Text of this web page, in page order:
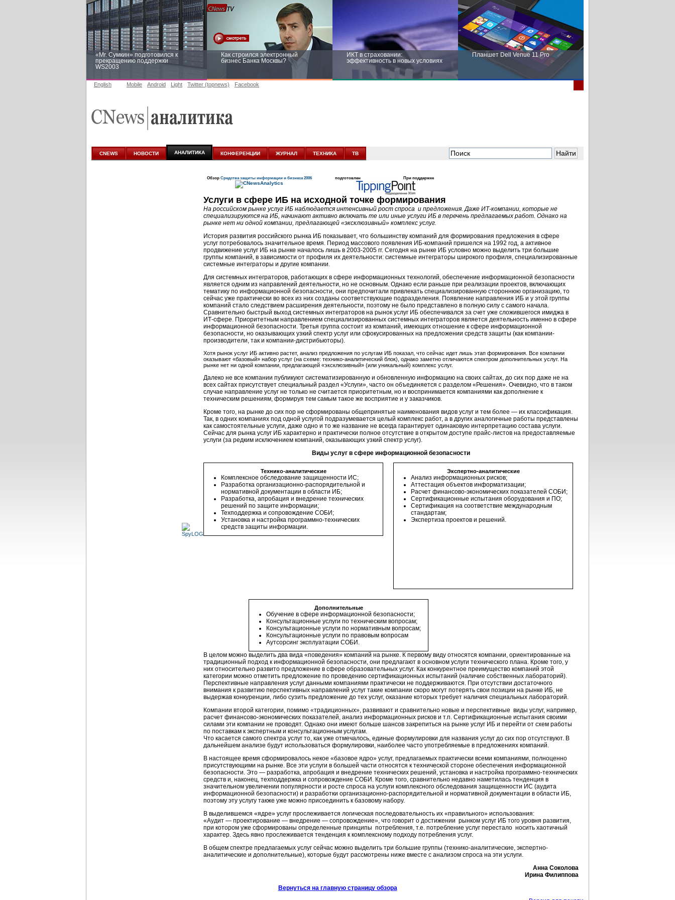
«Mr. Сумкин» подготовился к
прекращению поддержки
WS2003
Как строился электронный
бизнес Банка Москвы?
ИКТ в страховании:
эффективность в новых условиях
Планшет Dell Venue 11 Pro
аналитике
новых условиях
English Mobile Android Light Twitter (topnews) Facebook
CNEWS НОВОСТИ АНАЛИТИКА КОНФЕРЕНЦИИ ЖУРНАЛ ТЕХНИКА ТВ
Обзор Средства защиты информации и бизнеса 2006 подготовлен При поддержке
Услуги в сфере ИБ на исходной точке формирования
На российском рынке услуг ИБ наблюдается интенсивный рост спроса и предложения. Даже ИТ-компании, которые не
специализируются на ИБ, начинают активно включать те или иные услуги ИБ в перечень предлагаемых работ. Однако на
рынке нет ни одной компании, предлагающей «эксклюзивный» комплекс услуг.
История развития российского рынка ИБ показывает, что большинству компаний для формирования предложения в сфере
услуг потребовалось значительное время. Период массового появления ИБ-компаний пришелся на 1992 год, а активное
продвижение услуг ИБ на рынке началось лишь в 2003-2005 гг. Сегодня на рынке ИБ условно можно выделить три большие
группы компаний, в зависимости от профиля их деятельности: системные интеграторы широкого профиля, специализированные
системные интеграторы и другие компании.
Для системных интеграторов, работающих в сфере информационных технологий, обеспечение информационной безопасности
является одним из направлений деятельности, но не основным. Однако если раньше при реализации проектов, включающих
тематику по информационной безопасности, они предпочитали привлекать специализированную стороннюю организацию, то
сейчас уже практически во всех из них созданы соответствующие подразделения. Появление направления ИБ и у этой группы
компаний стало следствием расширения деятельности, поэтому не было представлено в полную силу с самого начала.
Сравнительно быстрый выход системных интеграторов на рынок услуг ИБ обеспечивался за счет уже сложившегося имиджа в
ИТ-сфере. Приоритетным направлением специализированных системных интеграторов является деятельность именно в сфере
информационной безопасности. Третья группа состоит из компаний, имеющих отношение к сфере информационной
безопасности, но оказывающих узкий спектр услуг или сфокусированных на предложении средств защиты (как компании-
производители, так и компании-дистрибьюторы).
Хотя рынок услуг ИБ активно растет, анализ предложения по услугам ИБ показал, что сейчас идет лишь этап формирования. Все компании
оказывают «базовый» набор услуг (на схеме: технико-аналитический блок), однако заметно отличаются спектром дополнительных услуг. На
рынке нет ни одной компании, предлагающей «эксклюзивный» (или уникальный) комплекс услуг.
Далеко не все компании публикуют систематизированную и обновленную информацию на своих сайтах, до сих пор даже не на
всех сайтах присутствует специальный раздел «Услуги», часто он объединяется с разделом «Решения». Очевидно, что в таком
случае направление услуг не только не считается приоритетным, но и воспринимается компаниями как дополнение к
техническим решениям, формируя тем самым такое же восприятие и у заказчиков.
Кроме того, на рынке до сих пор не сформированы общепринятые наименования видов услуг и тем более — их классификация.
Так, в одних компаниях под одной услугой подразумевается целый комплекс работ, а в других аналогичные работы представлены
как самостоятельные услуги, даже одно и то же название не всегда гарантирует одинаковую интерпретацию состава услуги.
Сейчас для рынка услуг ИБ характерно и практически полное отсутствие в открытом доступе прайс-листов на предоставляемые
услуги (за редким исключением компаний, оказывающих узкий спектр услуг).
Виды услуг в сфере информационной безопасности
Технико-аналитические
Комплексное обследование защищенности ИС;
Разработка организационно-распорядительной и
нормативной документации в области ИБ;
Разработка, апробация и внедрение технических
решений по защите информации;
Техподдержка и сопровождение СОБИ;
Установка и настройка программно-технических
средств защиты информации.
Экспертно-аналитические
Анализ информационных рисков;
Аттестация объектов информатизации;
Расчет финансово-экономических показателей СОБИ;
Сертификационные испытания оборудования и ПО;
Сертификация на соответствие международным
стандартам;
Экспертиза проектов и решений.
Дополнительные
Обучение в сфере информационной безопасности;
Консультационные услуги по техническим вопросам;
Консультационные услуги по нормативным вопросам;
Консультационные услуги по правовым вопросам
Аутсорсинг эксплуатации СОБИ.
В целом можно выделить два вида «поведения» компаний на рынке. К первому виду относятся компании, ориентированные на
традиционный подход к информационной безопасности, они предлагают в основном услуги технического плана. Кроме того, у
них относительно развито предложение в сфере образовательных услуг. Как конкурентное преимущество компаний этой
категории можно отметить предложение по проведению сертификационных испытаний (наличие собственных лабораторий).
Перспективные направления услуг данными компаниями практически не поддерживаются. При отсутствии достаточного
внимания к развитию перспективных направлений услуг такие компании скоро могут потерять свои позиции на рынке ИБ, не
выдержав конкуренции, либо сузить предложение до тех услуг, оказание которых требует наличия специальных лабораторий.
Компании второй категории, помимо «традиционных», развивают и сравнительно новые и перспективные виды услуг, например,
расчет финансово-экономических показателей, анализ информационных рисков и т.п. Сертификационные испытания своими
силами эти компании не проводят. Однако они имеют больше шансов закрепиться на рынке услуг ИБ и перейти от схем работы
по поставкам к экспертным и консультационным услугам.
Что касается самого спектра услуг то, как уже отмечалось, единые формулировки для названия услуг до сих пор отсутствуют. В
дальнейшем анализе будут использоваться формулировки, наиболее часто употребляемые в предложениях компаний.
В настоящее время сформировалось некое «базовое ядро» услуг, предлагаемых практически всеми компаниями, полноценно
присутствующими на рынке. Все эти услуги в большей части относятся к технической стороне обеспечения информационной
безопасности. Это — разработка, апробация и внедрение технических решений, установка и настройка программно-технических
средств и, наконец, техподдержка и сопровождение СОБИ. Кроме того, сравнительно недавно наметилась тенденция в
значительном увеличении популярности и росте спроса на услуги комплексного обследования защищенности ИС (аудита
информационной безопасности) и разработки организационно-распорядительной и нормативной документации в области ИБ,
поэтому эту услугу также уже можно присоединить к базовому набору.
В выделившемся «ядре» услуг прослеживается логическая последовательность их «правильного» использования:
«Аудит — проектирование — внедрение — сопровождение», что говорит о достижении рынком услуг ИБ того уровня развития,
при котором уже сформированы определенные принципы потребления, т.е. потребление услуг перестало носить хаотичный
характер. Здесь явно прослеживается тенденция к комплексному подходу потребления услуг.
В общем спектре предлагаемых услуг сейчас можно выделить три большие группы (технико-аналитические, экспертно-
аналитические и дополнительные), которые будут рассмотрены ниже вместе с анализом спроса на эти услуги.
Анна Соколова
Ирина Филиппова
Вернуться на главную страницу обзора